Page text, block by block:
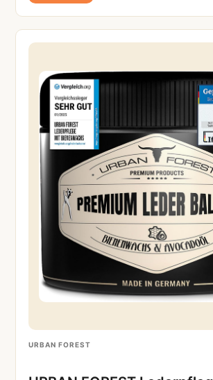
URBAN FOREST